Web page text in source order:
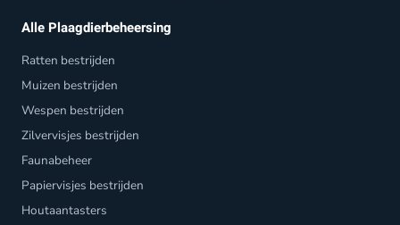
Alle Plaagdierbeheersing
Ratten bestrijden
Muizen bestrijden
Wespen bestrijden
Zilvervisjes bestrijden
Faunabeheer
Papiervisjes bestrijden
Houtaantasters